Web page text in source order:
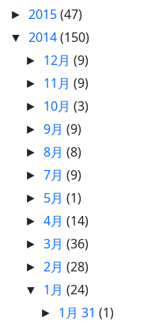
► 2015(47)
▼ 2014(150)
► 12月(9)
► 11月(9)
► 10月(3)
►9月(9)
►8月(8)
►7月(9)
► 5月(1)
►4月(14)
►3月(36)
► 2月(28)
▼ 1月(24)
► 1月 31(1)